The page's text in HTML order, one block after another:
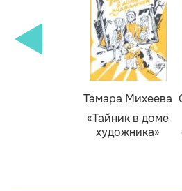
Тамара Михеева
«Тайник в доме
художника»